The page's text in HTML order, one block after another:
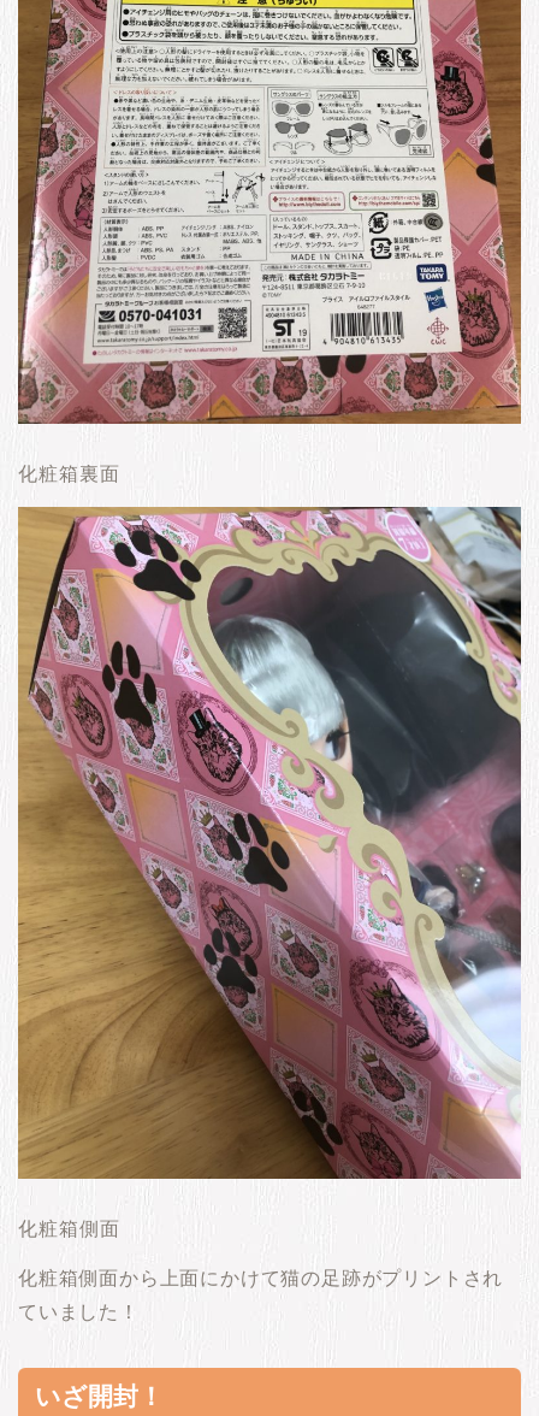
化粧箱裏面
化粧箱側面
化粧箱側面から上面にかけて猫の足跡がプリントされ
ていました！
いざ開封！